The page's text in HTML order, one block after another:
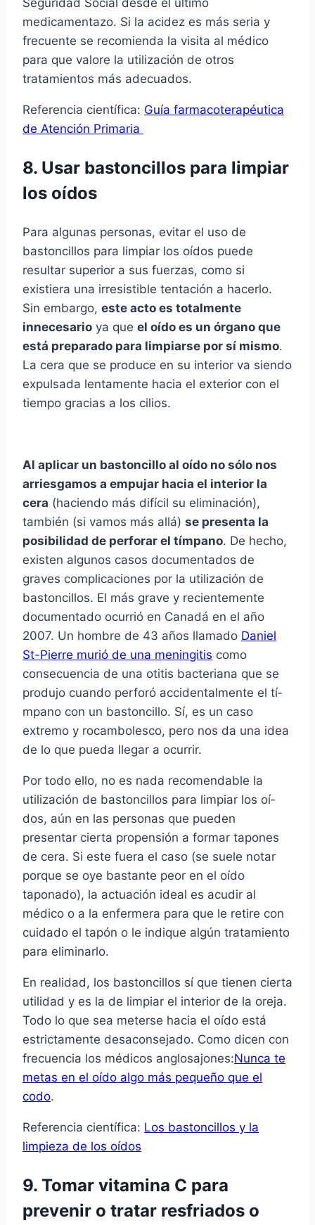
Seguridad Social desde el último
medicamentazo. Si la acidez es más seria y
frecuente se recomienda la visita al médico
para que valore la utilización de otros
tratamientos más adecuados.
Referencia cientí­fica: Guí­a farmacoterapéutica
de Atención Primaria
8. Usar bastoncillos para limpiar
los oí­dos
Para algunas personas, evitar el uso de
bastoncillos para limpiar los oí­dos puede
resultar superior a sus fuerzas, como si
existiera una irresistible tentación a hacerlo.
Sin embargo, este acto es totalmente
innecesario ya que el oí­do es un órgano que
está preparado para limpiarse por sí­ mismo.
La cera que se produce en su interior va siendo
expulsada lentamente hacia el exterior con el
tiempo gracias a los cilios.
Al aplicar un bastoncillo al oí­do no sólo nos
arriesgamos a empujar hacia el interior la
cera (haciendo más difí­cil su eliminación),
también (si vamos más allá) se presenta la
posibilidad de perforar el tí­mpano. De hecho,
existen algunos casos documentados de
graves complicaciones por la utilización de
bastoncillos. El más grave y recientemente
documentado ocurrió en Canadá en el año
2007. Un hombre de 43 años llamado Daniel
St-Pierre murió de una meningitis como
consecuencia de una otitis bacteriana que se
produjo cuando perforó accidentalmente el tí­
mpano con un bastoncillo. Sí­, es un caso
extremo y rocambolesco, pero nos da una idea
de lo que pueda llegar a ocurrir.
Por todo ello, no es nada recomendable la
utilización de bastoncillos para limpiar los oí­
dos, aún en las personas que pueden
presentar cierta propensión a formar tapones
de cera. Si este fuera el caso (se suele notar
porque se oye bastante peor en el oí­do
taponado), la actuación ideal es acudir al
médico o a la enfermera para que le retire con
cuidado el tapón o le indique algún tratamiento
para eliminarlo.
En realidad, los bastoncillos sí­ que tienen cierta
utilidad y es la de limpiar el interior de la oreja.
Todo lo que sea meterse hacia el oí­do está
estrictamente desaconsejado. Como dicen con
frecuencia los médicos anglosajones:Nunca te
metas en el oí­do algo más pequeño que el
codo.
Referencia cientí­fica: Los bastoncillos y la
limpieza de los oí­dos
9. Tomar vitamina C para
prevenir o tratar resfriados o